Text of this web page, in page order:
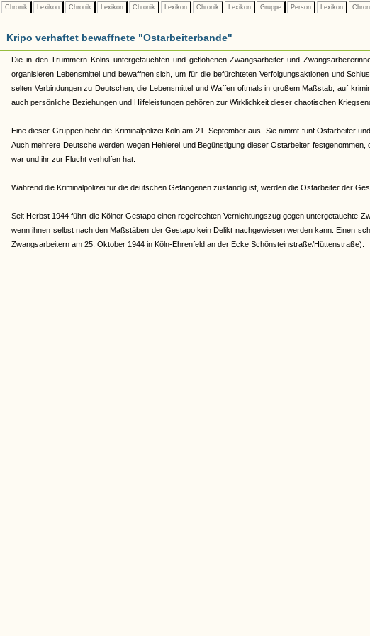
Chronik Lexikon Chronik Lexikon Chronik Lexikon Chronik Lexikon Gruppe Person Lexikon
Kripo verhaftet bewaffnete "Ostarbeiterbande"
Die in den Trümmern Kölns untergetauchten und geflohenen Zwangsarbeiter und
organisieren Lebensmittel und bewaffnen sich, um für die befürchteten Verfolgungsaktionen und
selten Verbindungen zu Deutschen, die Lebensmittel und Waffen oftmals in großem Maßstab, auf
auch persönliche Beziehungen und Hilfeleistungen gehören zur Wirklichkeit dieser chaotischen
Eine dieser Gruppen hebt die Kriminalpolizei Köln am 21. September aus. Sie nimmt fünf Ostarbeiter
Auch mehrere Deutsche werden wegen Hehlerei und Begünstigung dieser Ostarbeiter
war und ihr zur Flucht verholfen hat.
Während die Kriminalpolizei für die deutschen Gefangenen zuständig ist, werden die Ostarbeiter der
Seit Herbst 1944 führt die Kölner Gestapo einen regelrechten Vernichtungszug gegen untergetauchte
wenn ihnen selbst nach den Maßstäben der Gestapo kein Delikt nachgewiesen werden kann. Einen
Zwangsarbeitern am 25. Oktober 1944 in Köln-Ehrenfeld an der Ecke Schönsteinstraße/Hüttenstraße).